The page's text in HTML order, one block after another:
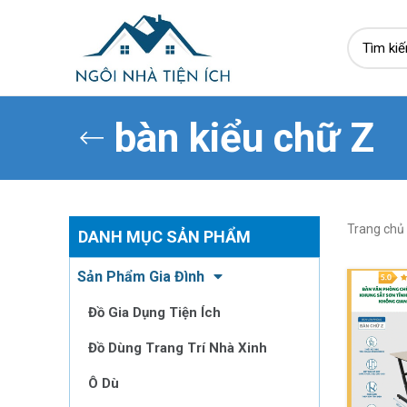
bàn kiểu chữ Z
DANH MỤC SẢN PHẨM
Sản Phẩm Gia Đình
Đồ Gia Dụng Tiện Ích
Đồ Dùng Trang Trí Nhà Xinh
Ô Dù
Trang chủ